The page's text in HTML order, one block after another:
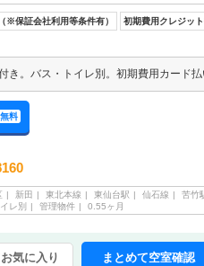
※保証会社利用等条件有） 初期費用クレジッ
無料
新田 東北本線 東仙台駅 仙石線 苦竹
レ別 管理物件 0.55ヶ月
気に入り まとめて空室確認